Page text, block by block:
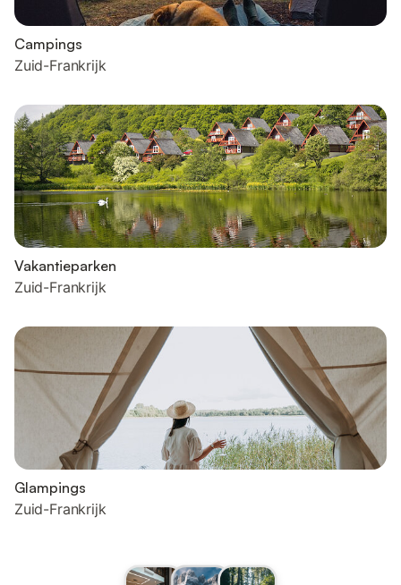
Campings
Zuid-Frankrijk
Vakantieparken
Zuid-Frankrijk
Glampings
Zuid-Frankrijk